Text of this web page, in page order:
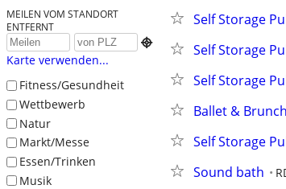
MEILEN VOM STANDORT
ENTFERNT

Karte verwenden...
Fitness/Gesundheit
Wettbewerb
Natur
Markt/Messe
Essen/Trinken
Musik
Self Storage
Self Storage
Self Storage
Ballet &
Self Storage
Sound bath